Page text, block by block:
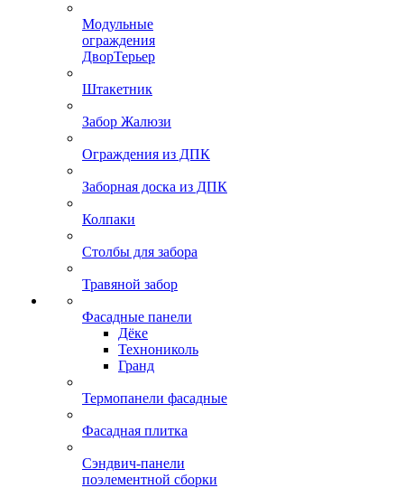
Модульные
ограждения
ДворТерьер
Штакетник
Забор Жалюзи
Ограждения из ДПК
Заборная доска из ДПК
Колпаки
Столбы для забора
Травяной забор
Фасадные панели
Дёке
Технониколь
Гранд
Термопанели фасадные
Фасадная плитка
Сэндвич-панели
поэлементной сборки